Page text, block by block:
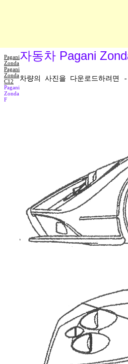
Pagani
Zonda
Pagani
Zonda
C12
Pagani
Zonda
F
자동차 Pagani
차량의 사진을 다운로드하려